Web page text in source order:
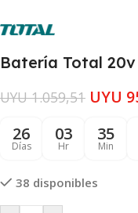
Batería Total 20v
UYU1.059,51 UYU
26
Días
03
Hr
35
Min
38 disponibles